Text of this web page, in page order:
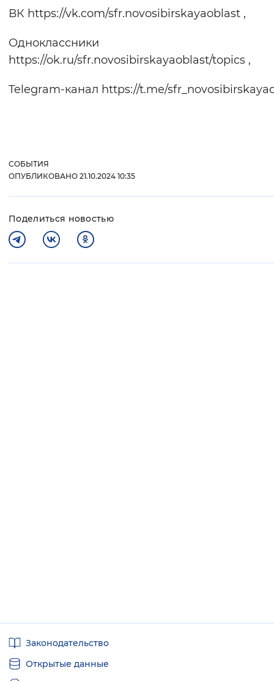
ВК https://vk.com/sfr.novosibirskayaoblast ,
Одноклассники
https://ok.ru/sfr.novosibirskayaoblast/topics ,
Telegram-канал https://t.me/
СОБЫТИЯ
ОПУБЛИКОВАНО 21.10.2024 10:35
Поделиться новостью
ссылкиЗаконодательство
Открытые данные